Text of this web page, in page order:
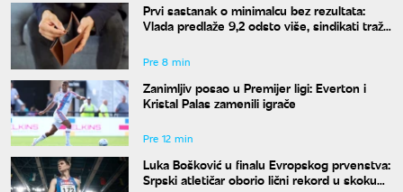
Prvi sastanak o minimalcu bez rezultata:
Vlada predlaže 9,2 odsto više, sindikati traže
Pre 8 min
Zanimljiv posao u Premijer ligi: Everton i
Kristal Palas zamenili igrače
Pre 12 min
Luka Bošković u finalu Evropskog prvenstva:
Srpski atletičar oborio lični rekord u skoku